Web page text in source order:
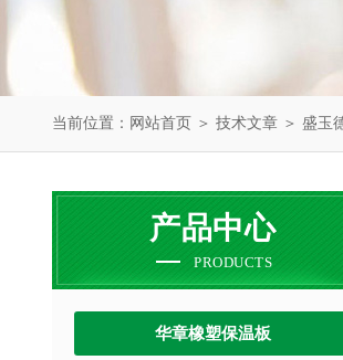
当前位置： 网站首页 ＞ 技术文章 ＞ 盛玉
产品中心
PRODUCTS
华章橡塑保温板